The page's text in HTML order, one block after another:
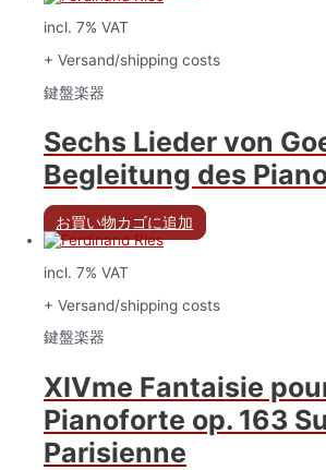
incl. 7% VAT
+ Versand/shipping costs
鍵盤楽器
Sechs Lieder von
Begleitung des
お買い物カゴに追加
incl. 7% VAT
+ Versand/shipping costs
鍵盤楽器
XIVme Fantaisie
Pianoforte op. 163
Parisienne